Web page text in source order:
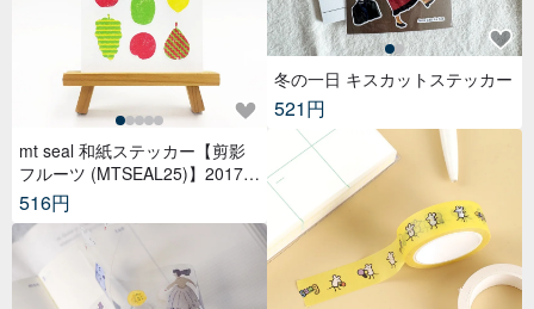
mt seal 和紙ステッカー【剪影
フルーツ (MTSEAL25)】2017A
W
516円
冬の一日 キスカットステッカー
521円